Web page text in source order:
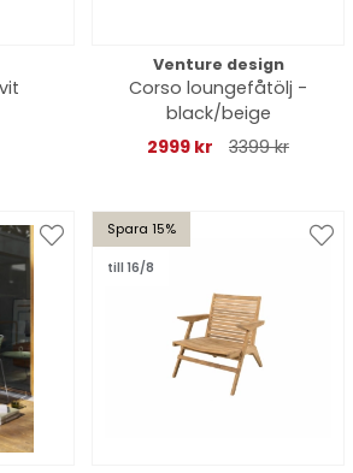
Venture design
Corso loungefåtölj -
black/beige
2999 kr
3399 kr
Spara 15%
till 16/8